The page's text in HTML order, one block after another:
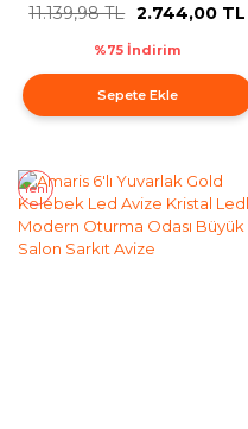
11.139,98 TL 2.744,00 TL
%75 İndirim
Sepete Ekle
Yeni